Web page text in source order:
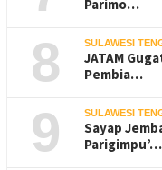
Parimo…
8 SULAWESI
JATAM
Pembia…
9 SULAWESI
Sayap
Parigimpu’…